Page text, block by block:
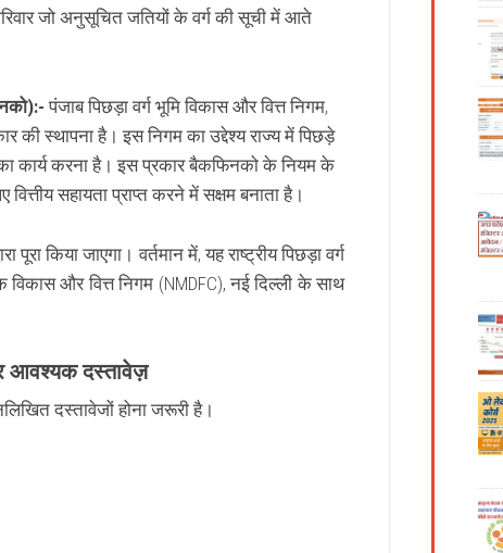
जो अनुसूचित जतियों के वर्ग की सूची में आते
पंजाब पिछड़ा वर्ग भूमि विकास और वित्त निगम,
की स्थापना है। इस निगम का उद्देश्य राज्य में पिछड़े
कार्य करना है। इस प्रकार बैकफिनको के नियम के
सहायता प्राप्त करने में सक्षम बनाता है।
किया जाएगा। वर्तमान में, यह राष्ट्रीय पिछड़ा वर्ग
और वित्त निगम (NMDFC), नई दिल्ली के साथ
आवश्यक दस्तावेज़
दस्तावेजों होना जरूरी है।